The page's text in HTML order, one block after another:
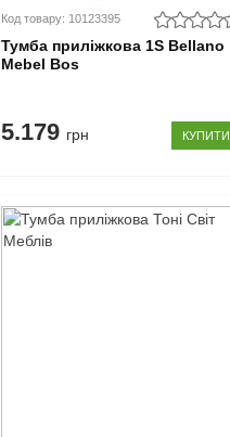
Код товару: 10123395
Тумба приліжкова 1S Bellano
Mebel Bos
5.179 грн КУПИТИ